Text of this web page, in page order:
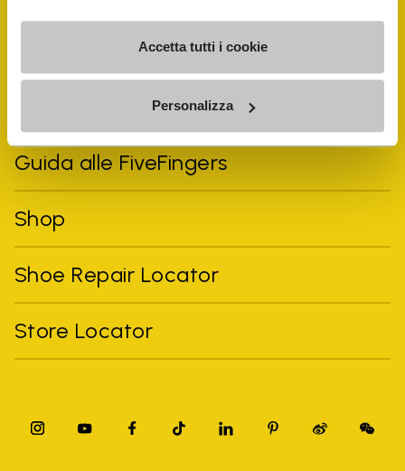
Accetta tutti i cookie
Personalizza
Vibram Events
Guida alle FiveFingers
Shop
Shoe Repair Locator
Store Locator